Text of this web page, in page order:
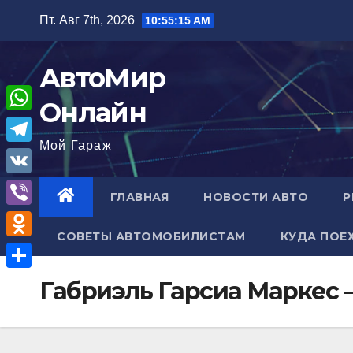
содержимому
Пт. Авг 7th, 2026 10:55:15 AM
АвтоМир
Онлайн
Мой Гараж
ГЛАВНАЯ НОВОСТИ АВТО
СОВЕТЫ АВТОМОБИЛИСТАМ КУДА
Габриэль Гарсиа Маркес
W
h
a
A
T
e
l
e
g
m
V
K
V
i
b
O
o
п